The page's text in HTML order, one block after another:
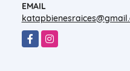
EMAIL
FacebookInstagram